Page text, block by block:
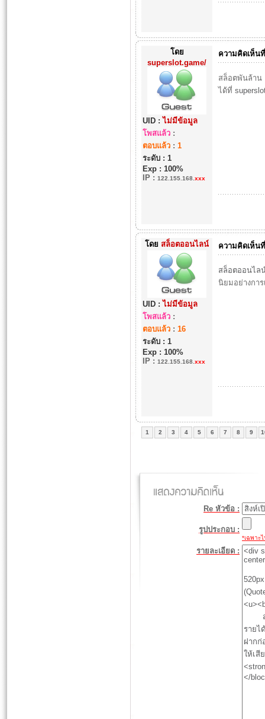
โดย
superslot.game/
UID :ไม่มีข้อมูล
โพสแล้ว:
ตอบแล้ว: 1
ระดับ : 1
Exp : 100%
IP: 122.155.168. xxx
ความคิดเห็น
สล็อตพันล้าน
ได้ที่
โดย สล็อตออนไลน์
UID :ไม่มีข้อมูล
โพสแล้ว:
ตอบแล้ว: 16
ระดับ : 1
Exp : 100%
IP: 122.155.168. xxx
ความคิดเห็น
สล็อตออนไล
นิยมอย่างกา
1 2 3 4 5 6 7 8 9
Re หัวข้อ :
รูปประกอบ :
*เฉพาะ
รายละเอียด :